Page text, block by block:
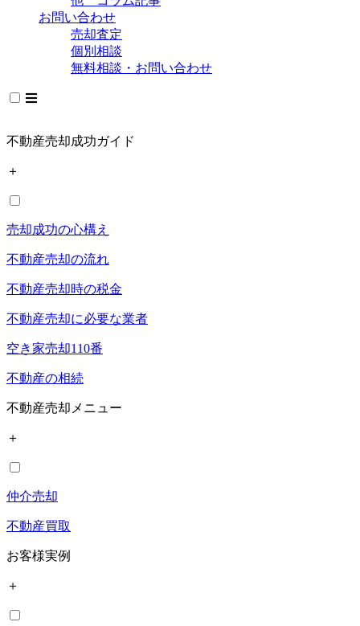
お問い合わせ
売却査定
個別相談
無料相談・お問い合わせ
不動産売却成功ガイド
＋
売却成功の心構え
不動産売却の流れ
不動産売却時の税金
不動産売却に必要な業者
空き家売却110番
不動産の相続
不動産売却メニュー
＋
仲介売却
不動産買取
お客様実例
＋